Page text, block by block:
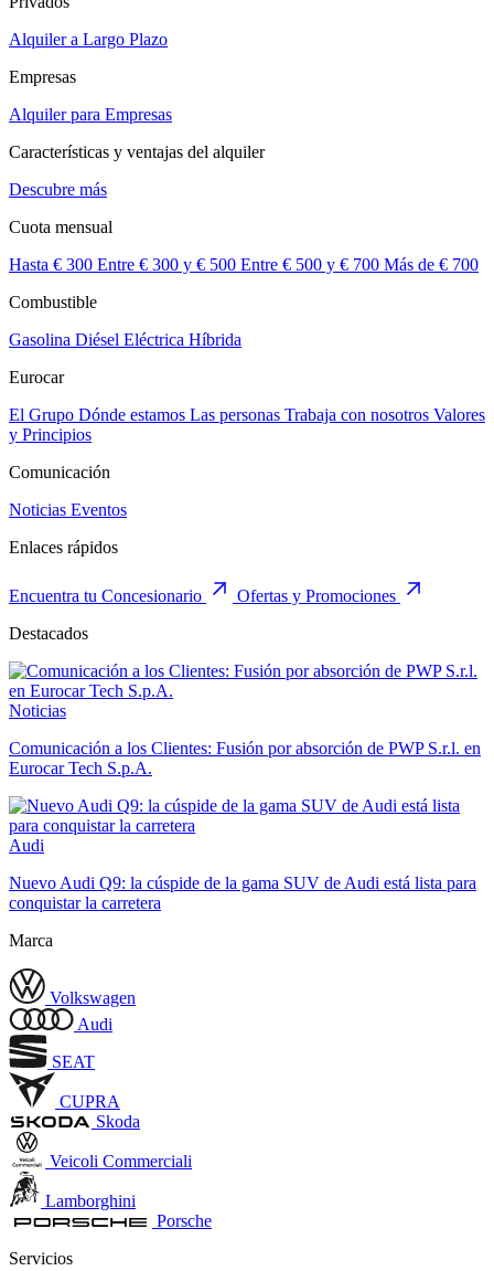
Alquiler a Largo Plazo
Empresas
Alquiler para Empresas
Características y ventajas del alquiler
Descubre más
Cuota mensual
Hasta € 300 Entre € 300 y € 500 Entre € 500 y € 700 Más de € 700
Combustible
Gasolina Diésel Eléctrica Híbrida
Eurocar
El Grupo Dónde estamos Las personas Trabaja con nosotros Valores
y Principios
Comunicación
Noticias Eventos
Enlaces rápidos
Encuentra tu Concesionario
Ofertas y Promociones
Destacados
Noticias
Comunicación a los Clientes: Fusión por absorción de PWP S.r.l. en
Eurocar Tech S.p.A.
Audi
Nuevo Audi Q9: la cúspide de la gama SUV de Audi está lista para
conquistar la carretera
Marca
Volkswagen
Audi
SEAT
CUPRA
Skoda
Veicoli Commerciali
Lamborghini
Porsche
Servicios